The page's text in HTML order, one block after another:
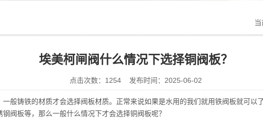
当
埃美柯闸阀什么情况下选择铜阀板？
点击次数：1254 发布时间：2025-06-02
般铸铁的材质才会选择阀板材质。正常来说如果是水用的我们就用铁阀板就可以
阀板等，那么一般什么情况下才会选择铜阀板呢？